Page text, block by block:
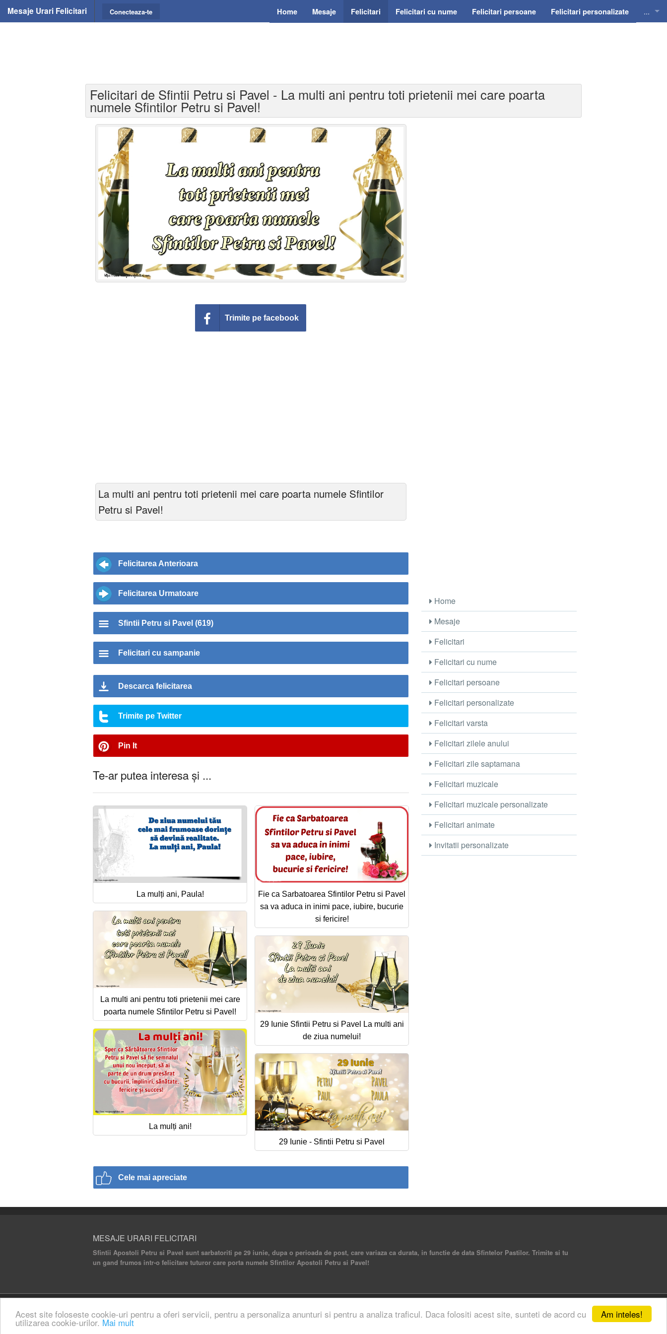
Am inteles!
Acest site foloseste cookie-uri pentru a oferi servicii, pentru a personaliza anunturi si pentru a analiza traficul. Daca folositi acest site, sunteti de acord cu
utilizarea cookie-urilor. Mai mult
Mesaje Urari Felicitari Home Mesaje Felicitari Felicitari cu nume Felicitari persoane Felicitari personalizate ...
Conecteaza-te
Felicitari de Sfintii Petru si Pavel - La multi ani pentru toti prietenii mei care poarta
numele Sfintilor Petru si Pavel!
Trimite pe facebook
La multi ani pentru toti prietenii mei care poarta numele Sfintilor
Petru si Pavel!
Felicitarea Anterioara
Felicitarea Urmatoare
Sfintii Petru si Pavel (619)
Felicitari cu sampanie
Descarca felicitarea
Trimite pe Twitter
Pin It
Te-ar putea interesa și ...
La mulți ani, Paula!
Fie ca Sarbatoarea Sfintilor Petru si Pavel
sa va aduca in inimi pace, iubire, bucurie
si fericire!
La multi ani pentru toti prietenii mei care
poarta numele Sfintilor Petru si Pavel!
29 Iunie Sfintii Petru si Pavel La multi ani
de ziua numelui!
La mulți ani!
29 Iunie - Sfintii Petru si Pavel
Cele mai apreciate
Home
Mesaje
Felicitari
Felicitari cu nume
Felicitari persoane
Felicitari personalizate
Felicitari varsta
Felicitari zilele anului
Felicitari zile saptamana
Felicitari muzicale
Felicitari muzicale personalizate
Felicitari animate
Invitatii personalizate
MESAJE URARI FELICITARI
Sfintii Apostoli Petru si Pavel sunt sarbatoriti pe 29 iunie, dupa o perioada de post, care variaza ca durata, in functie de data Sfintelor Pastilor. Trimite si tu
un gand frumos intr-o felicitare tuturor care porta numele Sfintilor Apostoli Petru si Pavel!